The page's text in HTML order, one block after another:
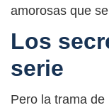
amorosas que
Los
serie
Pero la trama